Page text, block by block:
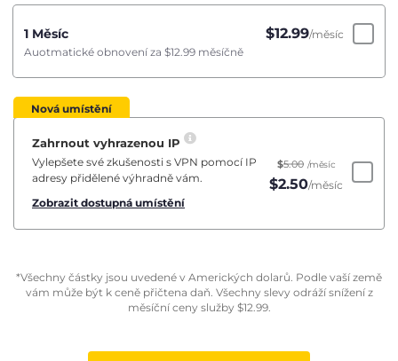
1 Měsíc $12.99/měsíc
Auotmatické obnovení za $12.99 měsíčně
Nová umístění
Zahrnout vyhrazenou IP
Vylepšete své zkušenosti s VPN pomocí IP
adresy přidělené výhradně vám.
Zobrazit dostupná umístění
$5.00 /měsíc
$2.50/měsíc
*Všechny částky jsou uvedené v Amerických dolarů. Podle vaší země
vám může být k ceně přičtena daň. Všechny slevy odráží snížení z
měsíční ceny služby $12.99.